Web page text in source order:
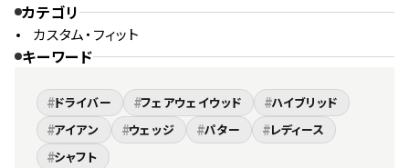
カテゴリ
カスタム・フィット
キーワード
#ドライバー #フェアウェイウッド #ハイブリッド
#アイアン #ウェッジ #パター #レディース
#シャフト